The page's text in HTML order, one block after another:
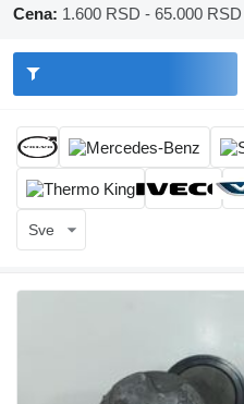
Cena: 1.600 RSD - 65.000 RSD
Sve